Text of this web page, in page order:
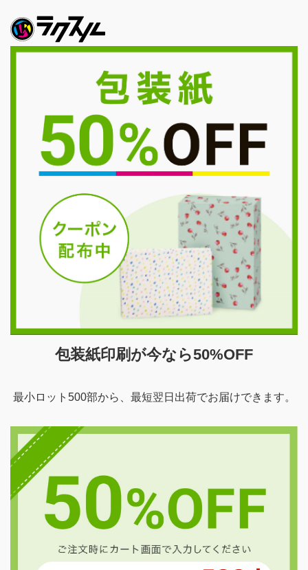
包装紙印刷が今なら50%OFF
最小ロット500部から、最短翌日出荷でお届けできます。